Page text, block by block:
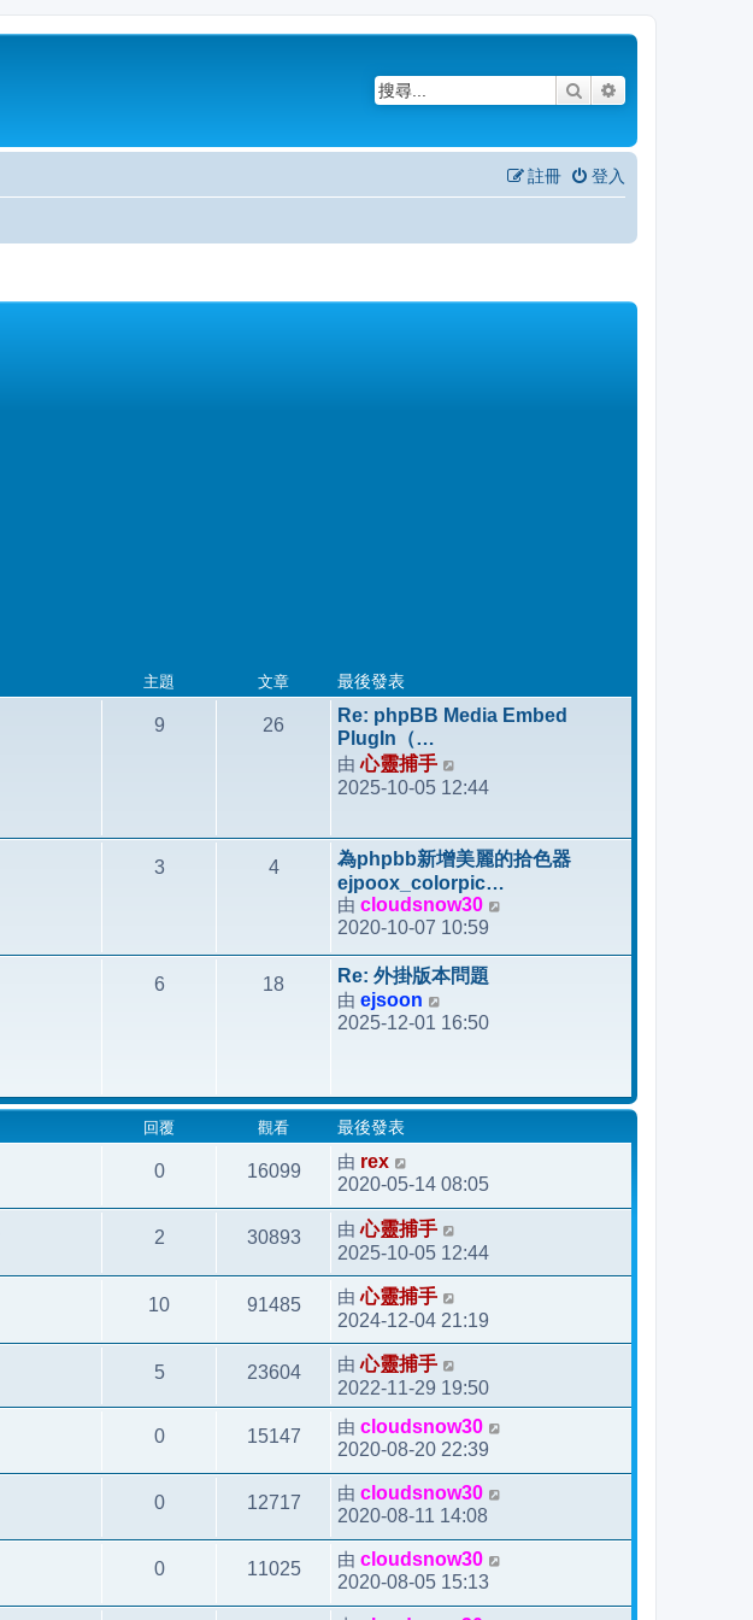
搜尋
登入
註冊
主題 文章 最後發表
9 26
Re: phpBB Media Embed
PlugIn（…
由心靈捕手
視
後
發
表
2025-10-05 12:44
3 4
為phpbb新增美麗的拾色器
ejpoox_colorpic…
由 cloudsnow30
最
2020-10-07 10:59
6 18
Re: 外掛版本問題
由 ejsoon
視
發
2025-12-01 16:50
回覆 觀看 最後發表
0 16099 由 rex
2020-05-14 08:05
2 30893 由心靈捕手
2025-10-05 12:44
10 91485 由心靈捕手
2024-12-04 21:19
5 23604 由心靈捕手
2022-11-29 19:50
0 15147 由 cloudsnow30
2020-08-20 22:39
0 12717 由 cloudsnow30
2020-08-11 14:08
0 11025 由 cloudsnow30
2020-08-05 15:13